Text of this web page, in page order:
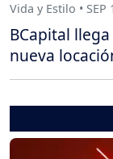
Vida y Estilo • SEP
BCapital
nueva